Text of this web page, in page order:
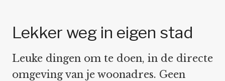
Lekker weg in eigen stad
Leuke dingen om te doen, in de directe
omgeving van je woonadres. Geen